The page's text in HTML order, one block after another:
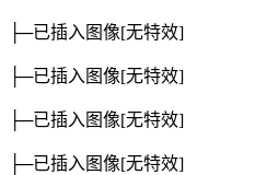
├─已插入图像[无特效]
├─已插入图像[无特效]
├─已插入图像[无特效]
├─已插入图像[无特效]